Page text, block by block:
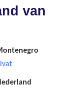
van
Tivat